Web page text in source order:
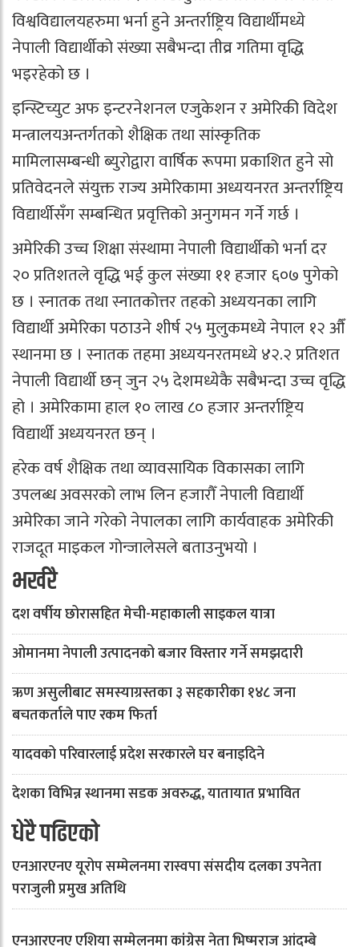
विश्वविद्यालयहरुमा भर्ना हुने अन्तर्राष्ट्रिय विद्यार्थीमध्ये
नेपाली विद्यार्थीको संख्या सबैभन्दा तीव्र गतिमा वृद्धि
भइरहेको छ ।
इन्स्टिच्युट अफ इन्टरनेशनल एजुकेशन र अमेरिकी विदेश
मन्त्रालयअन्तर्गतको शैक्षिक तथा सांस्कृतिक
मामिलासम्बन्धी ब्युरोद्वारा वार्षिक रूपमा प्रकाशित हुने सो
प्रतिवेदनले संयुक्त राज्य अमेरिकामा अध्ययनरत अन्तर्राष्ट्रिय
विद्यार्थीसँग सम्बन्धित प्रवृत्तिको अनुगमन गर्ने गर्छ ।
अमेरिकी उच्च शिक्षा संस्थामा नेपाली विद्यार्थीको भर्ना दर
२० प्रतिशतले वृद्धि भई कुल संख्या ११ हजार ६०७ पुगेको
छ । स्नातक तथा स्नातकोत्तर तहको अध्ययनका लागि
विद्यार्थी अमेरिका पठाउने शीर्ष २५ मुलुकमध्ये नेपाल १२ औँ
स्थानमा छ । स्नातक तहमा अध्ययनरतमध्ये ४२.२ प्रतिशत
नेपाली विद्यार्थी छन् जुन २५ देशमध्येकै सबैभन्दा उच्च वृद्धि
हो । अमेरिकामा हाल १० लाख ८० हजार अन्तर्राष्ट्रिय
विद्यार्थी अध्ययनरत छन् ।
हरेक वर्ष शैक्षिक तथा व्यावसायिक विकासका लागि
उपलब्ध अवसरको लाभ लिन हजारौँ नेपाली विद्यार्थी
अमेरिका जाने गरेको नेपालका लागि कार्यवाहक अमेरिकी
राजदूत माइकल गोन्जालेसले बताउनुभयो ।
भर्खरै
दश वर्षीय छोरासहित मेची-महाकाली साइकल यात्रा
ओमानमा नेपाली उत्पादनको बजार विस्तार गर्ने समझदारी
ऋण असुलीबाट समस्याग्रस्तका ३ सहकारीका १४८ जना
बचतकर्ताले पाए रकम फिर्ता
यादवको परिवारलाई प्रदेश सरकारले घर बनाइदिने
देशका विभिन्न स्थानमा सडक अवरुद्ध, यातायात प्रभावित
धेरै पढिएको
एनआरएनए यूरोप सम्मेलनमा रास्वपा संसदीय दलका उपनेता
पराजुली प्रमुख अतिथि
एनआरएनए एशिया सम्मेलनमा कांग्रेस नेता भिष्मराज आंदम्बे